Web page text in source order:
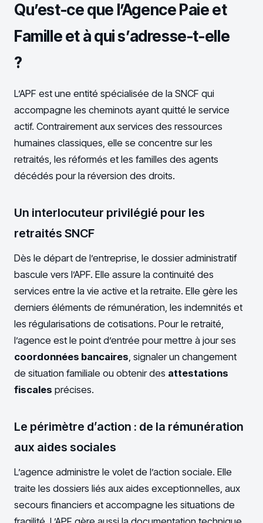
Qu’est-ce que l’Agence Paie et
Famille et à qui s’adresse-t-elle
?
L’APF est une entité spécialisée de la SNCF qui
accompagne les cheminots ayant quitté le service
actif. Contrairement aux services des ressources
humaines classiques, elle se concentre sur les
retraités, les réformés et les familles des agents
décédés pour la réversion des droits.
Un interlocuteur privilégié pour les
retraités SNCF
Dès le départ de l’entreprise, le dossier administratif
bascule vers l’APF. Elle assure la continuité des
services entre la vie active et la retraite. Elle gère les
derniers éléments de rémunération, les indemnités et
les régularisations de cotisations. Pour le retraité,
l’agence est le point d’entrée pour mettre à jour ses
coordonnées bancaires , signaler un changement
de situation familiale ou obtenir des attestations
fiscales précises.
Le périmètre d’action : de la rémunération
aux aides sociales
L’agence administre le volet de l’action sociale. Elle
traite les dossiers liés aux aides exceptionnelles, aux
secours financiers et accompagne les situations de